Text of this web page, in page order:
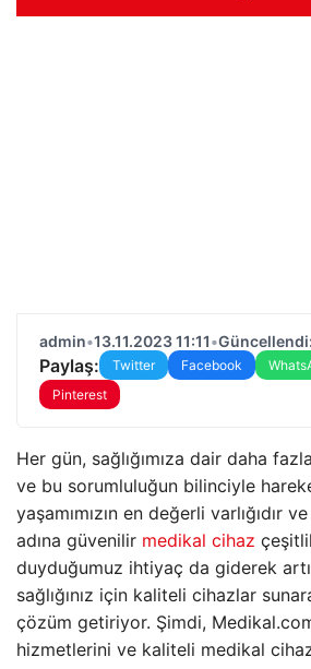
admin•13.11.2023 11:11•Güncellendi:
Paylaş: Twitter Facebook
Pinterest
Her gün, sağlığımıza dair daha
ve bu sorumluluğun bilinciyle
yaşamımızın en değerli varlığıdır
adına güvenilir medikal cihaz
duyduğumuz ihtiyaç da giderek
sağlığınız için kaliteli cihazlar
çözüm getiriyor. Şimdi,
hizmetlerini ve kaliteli medikal